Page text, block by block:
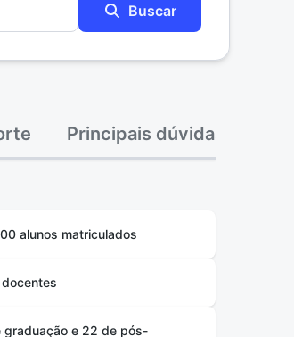
Buscar
Principais dúvidas
alunos matriculados
graduação e 22 de pós-